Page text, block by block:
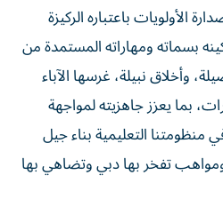
الأولويات باعتباره الركيزة
بسماته ومهاراته المستمدة من
وأخلاق نبيلة، غرسها الآباء
بما يعزز جاهزيته لمواجهة
التعليمية بناء جيل
تفخر بها دبي وتضاهي بها